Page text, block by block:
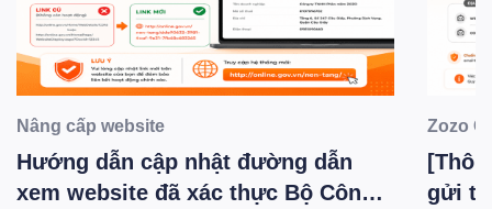
Nâng cấp website
Hướng dẫn cập nhật đường dẫn
xem website đã xác thực Bộ Công
Zozo
gửi